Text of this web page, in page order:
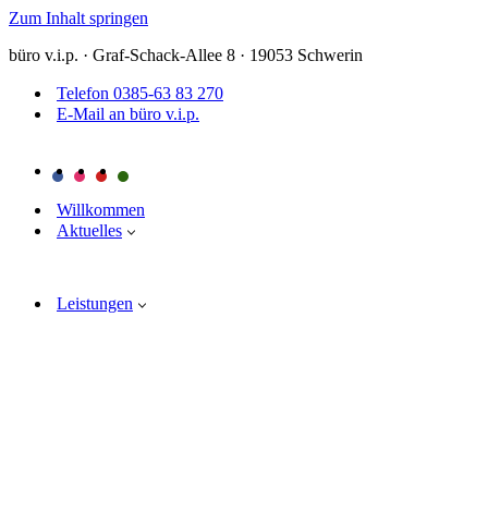
Zum Inhalt springen
büro v.i.p. · Graf-Schack-Allee 8 · 19053 Schwerin
Telefon 0385-63 83 270
E-Mail an büro v.i.p.
Willkommen
Aktuelles
Leistungen